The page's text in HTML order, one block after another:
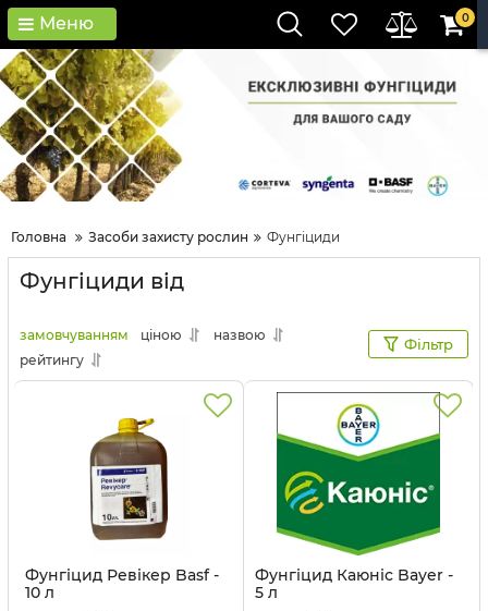
Меню 0
Головна Засоби захисту рослин Фунгіциди
Фунгіциди від
замовчуванням ціною
назвою
рейтингу
Фільтр
Фунгіцид Ревікер Basf -
10 л
Фунгіцид Каюніс Bayer -
5 л